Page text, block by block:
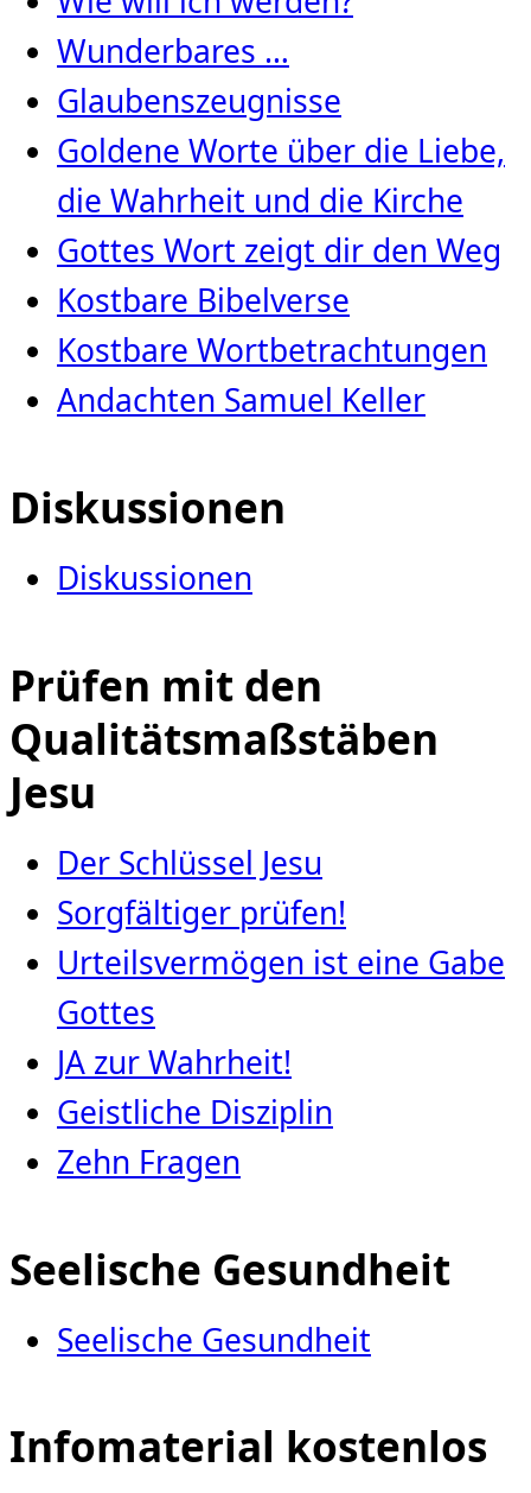
Wunderbares …
Glaubenszeugnisse
Goldene Worte über die Liebe,
die Wahrheit und die Kirche
Gottes Wort zeigt dir den Weg
Kostbare Bibelverse
Kostbare Wortbetrachtungen
Andachten Samuel Keller
Diskussionen
Diskussionen
Prüfen mit den
Qualitätsmaßstäben
Jesu
Der Schlüssel Jesu
Sorgfältiger prüfen!
Urteilsvermögen ist eine Gabe
Gottes
JA zur Wahrheit!
Geistliche Disziplin
Zehn Fragen
Seelische Gesundheit
Seelische Gesundheit
Infomaterial kostenlos